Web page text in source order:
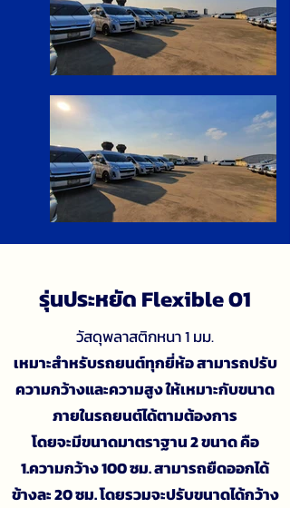
รุ่นประหยัด Flexible 01
วัสดุพลาสติกหนา 1 มม.
เหมาะสำหรับรถยนต์ทุกยี่ห้อ สามารถปรับ
ความกว้างและความสูง ให้เหมาะกับขนาด
ภายในรถยนต์ได้ตามต้องการ
โดยจะมีขนาดมาตราฐาน 2 ขนาด คือ
1.ความกว้าง 100 ซม. สามารถยืดออกได้
ข้างละ 20 ซม. โดยรวมจะปรับขนาดได้กว้าง